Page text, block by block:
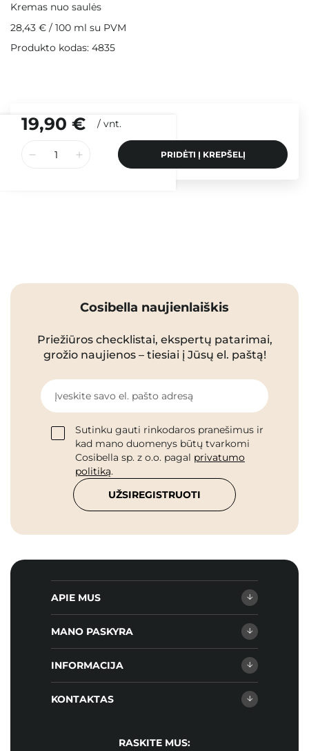
19,90 € / vnt.
PRIDĖTI Į KREPŠELĮ
Kremas nuo saulės
28,43 € / 100 ml su PVM
Produkto kodas: 4835
Cosibella naujienlaiškis
Priežiūros checklistai, ekspertų patarimai,
grožio naujienos – tiesiai į Jūsų el. paštą!
Įveskite savo el. pašto adresą
Sutinku gauti rinkodaros pranešimus ir
kad mano duomenys būtų tvarkomi
Cosibella sp. z o.o. pagal privatumo
politiką.
UŽSIREGISTRUOTI
APIE MUS
MANO PASKYRA
INFORMACIJA
KONTAKTAS
RASKITE MUS: